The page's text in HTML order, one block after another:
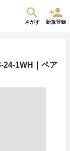
さがす 新規登録
24-1WH｜ペア